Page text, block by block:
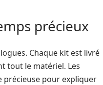
précieux
Chaque kit est livré
tout le matériel. Les
précieuse pour expliquer